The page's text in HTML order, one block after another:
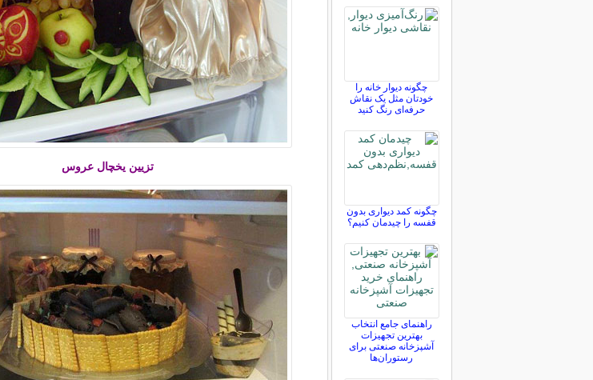
تزیین یخچال عروس
چگونه دیوار خانه را
خودتان مثل یک نقاش
حرفه‌ای رنگ کنید
چگونه کمد دیواری بدون
قفسه را چیدمان کنیم؟
راهنمای جامع انتخاب
بهترین تجهیزات
آشپزخانه صنعتی برای
رستوران‌ها